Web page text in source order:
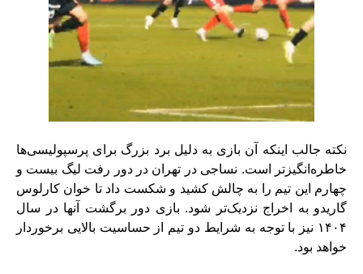
نکته جالب اینکه آن بازی به دلیل برد بزرگ برای پرسپولیسی‌ها
خاطره‌انگیزتر است. نساجی در تهران در دور رفت لیگ بیست و
چهارم این تیم را به چالش کشید و شکست داد تا خوان کارلوس
گاریدو به اخراج نزدیک‌تر شود. بازی دور برگشت آنها در سال
۱۴۰۴ نیز با توجه به شرایط دو تیم از حساسیت بالایی برخوردار
خواهد بود.